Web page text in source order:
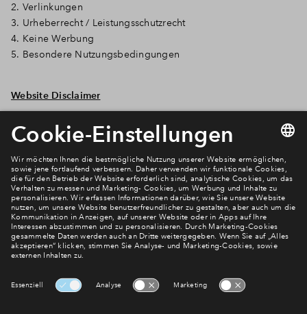
2. Verlinkungen
3. Urheberrecht / Leistungsschutzrecht
4. Keine Werbung
5. Besondere Nutzungsbedingungen
Website Disclaimer
Newsletter Anmeldung
Verpassen Sie zu diesem Wohnprojekt keine Neuigkeiten
mehr! Wir halten Sie auf dem Laufenden – mit unserem
regelmäßig erscheinenden Newsletter informieren wir Sie
über den Stand dieses und weiterer Neubauprojekte.